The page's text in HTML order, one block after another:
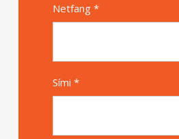
Netfang *
Sími *